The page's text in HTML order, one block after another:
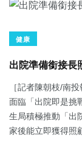
健康
出院準備銜接長
［記者陳朝枝/南
面臨「出院即是挑
生局積極推動「出
家後能立即獲得照